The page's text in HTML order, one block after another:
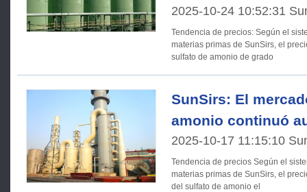
2025-10-24 10:52:31
Tendencia de precios: Según el sistema de análisis del mercado de
materias primas de SunSirs, el
sulfato de amonio de grado
SunSirs: El
amonio continuó
2025-10-17 11:15:10
Tendencia de precios Según el sistema de análisis del mercado de
materias primas de SunSirs, el
del sulfato de amonio el